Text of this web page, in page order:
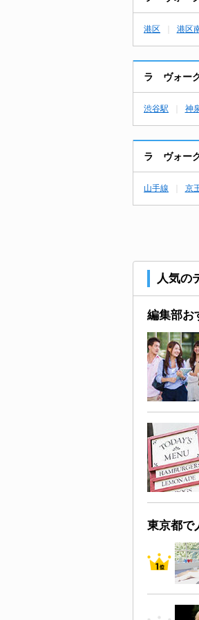
港区 港区
ラ ヴォー
渋谷駅 神
ラ ヴォー
山手線 京
人気の
編集部お
東京都で